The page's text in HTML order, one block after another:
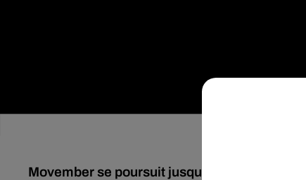
Movember se poursuit jusqu'à la fin du mois